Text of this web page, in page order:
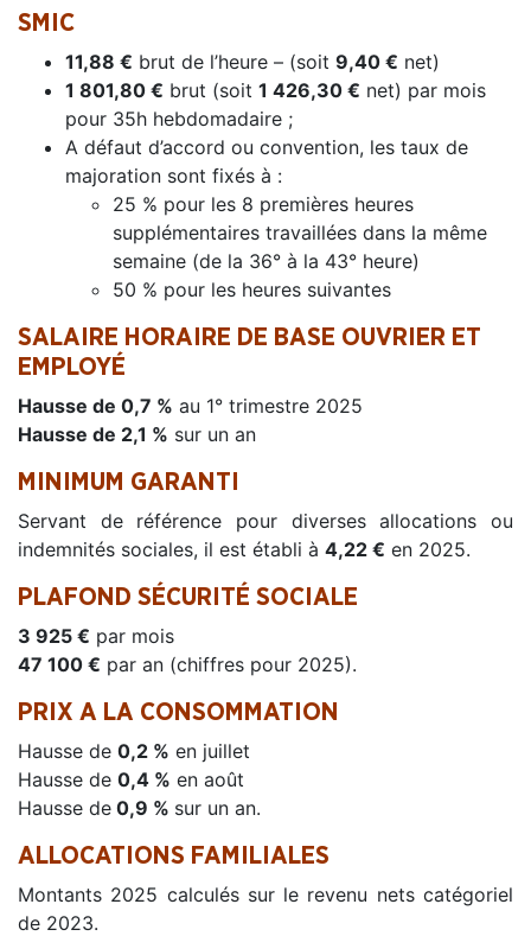
SMIC
11,88 € brut de l’heure – (soit 9,40 € net)
1 801,80 € brut (soit 1 426,30 € net) par mois
pour 35h hebdomadaire ;
A défaut d’accord ou convention, les taux de
majoration sont fixés à :
25 % pour les 8 premières heures
supplémentaires travaillées dans la même
semaine (de la 36° à la 43° heure)
50 % pour les heures suivantes
SALAIRE HORAIRE DE BASE OUVRIER ET
EMPLOYÉ
Hausse de 0,7 % au 1° trimestre 2025
Hausse de 2,1 % sur un an
MINIMUM GARANTI
Servant de référence pour diverses allocations ou
indemnités sociales, il est établi à 4,22 € en 2025.
PLAFOND SÉCURITÉ SOCIALE
3 925 € par mois
47 100 € par an (chiffres pour 2025).
PRIX A LA CONSOMMATION
Hausse de 0,2 % en juillet
Hausse de 0,4 % en août
Hausse de 0,9 % sur un an.
ALLOCATIONS FAMILIALES
Montants 2025 calculés sur le revenu nets catégoriel
de 2023.